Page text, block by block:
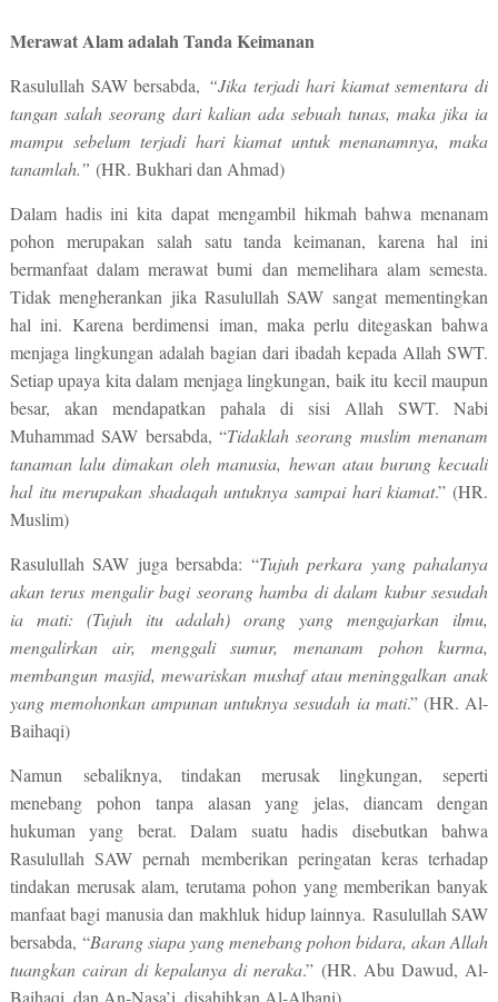
Merawat Alam adalah Tanda Keimanan
Rasulullah SAW bersabda, “Jika terjadi hari kiamat sementara di
tangan salah seorang dari kalian ada sebuah tunas, maka jika ia
mampu sebelum terjadi hari kiamat untuk menanamnya, maka
tanamlah.” (HR. Bukhari dan Ahmad)
Dalam hadis ini kita dapat mengambil hikmah bahwa menanam
pohon merupakan salah satu tanda keimanan, karena hal ini
bermanfaat dalam merawat bumi dan memelihara alam semesta.
Tidak mengherankan jika Rasulullah SAW sangat mementingkan
hal ini.Karena berdimensi iman, maka perlu ditegaskan bahwa
menjaga lingkungan adalah bagian dari ibadah kepada Allah SWT.
Setiap upaya kita dalam menjaga lingkungan, baik itu kecil maupun
besar, akan mendapatkan pahala di sisi Allah SWT. Nabi
Muhammad SAW bersabda, “Tidaklah seorang muslim menanam
tanaman lalu dimakan oleh manusia, hewan atau burung kecuali
hal itu merupakan shadaqah untuknya sampai hari kiamat.” (HR.
Muslim)
Rasulullah SAW juga bersabda: “Tujuh perkara yang pahalanya
akan terus mengalir bagi seorang hamba di dalam kubur sesudah
ia mati: (Tujuh itu adalah) orang yang mengajarkan ilmu,
mengalirkan air, menggali sumur, menanam pohon kurma,
membangun masjid, mewariskan mushaf atau meninggalkan anak
yang memohonkan ampunan untuknya sesudah ia mati.” (HR. Al-
Baihaqi)
Namun sebaliknya, tindakan merusak lingkungan, seperti
menebang pohon tanpa alasan yang jelas, diancam dengan
hukuman yang berat. Dalam suatu hadis disebutkan bahwa
Rasulullah SAW pernah memberikan peringatan keras terhadap
tindakan merusak alam, terutama pohon yang memberikan banyak
manfaat bagi manusia dan makhluk hidup lainnya. Rasulullah SAW
bersabda, “Barang siapa yang menebang pohon bidara, akan Allah
tuangkan cairan di kepalanya di neraka.” (HR. Abu Dawud, Al-
Baihaqi, dan An-Nasa’i, disahihkan Al-Albani)